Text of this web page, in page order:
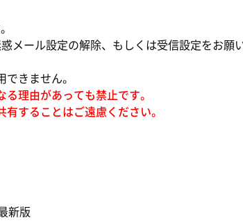
メール設定の解除、もしくは受信設定をお願
きません。
理由があっても禁止です。
することはご遠慮ください。
新版